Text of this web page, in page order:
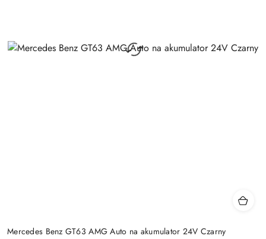
Mercedes Benz GT63 AMG Auto na akumulator 24V Czarny